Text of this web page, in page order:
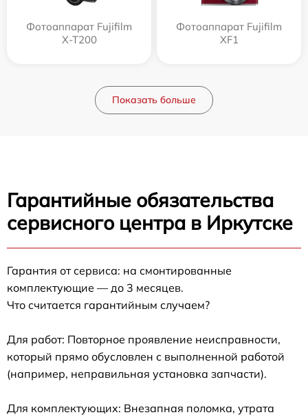
Фотоаппарат Fujifilm
X-T200
Фотоаппарат Fujifilm
XF1
Показать больше
Гарантийные обязательства
сервисного центра в Иркутске
Гарантия от сервиса: на смонтированные
комплектующие — до 3 месяцев.
Что считается гарантийным случаем?
Для работ: Повторное проявление неисправности,
который прямо обусловлен с выполненной работой
(например, неправильная установка запчасти).
Для комплектующих: Внезапная поломка, утрата